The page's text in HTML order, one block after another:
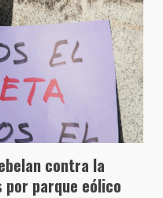
contra la
parque eólico